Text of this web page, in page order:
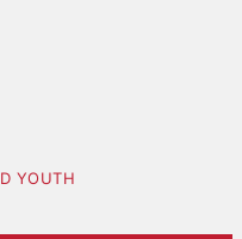
YOUTH